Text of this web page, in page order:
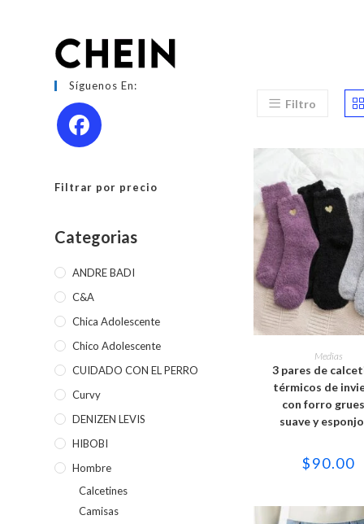
Filtro
SELECCIONAR
Este
tiene
se
pueden
la
Medias
3 pares de
térmicos de
con forro
suave y
$90.00
Síguenos En:
Filtrar por precio
Categorias
ANDRE BADI
C&A
Chica Adolescente
Chico Adolescente
CUIDADO CON EL PERRO
Curvy
DENIZEN LEVIS
HIBOBI
Hombre
Calcetines
Camisas